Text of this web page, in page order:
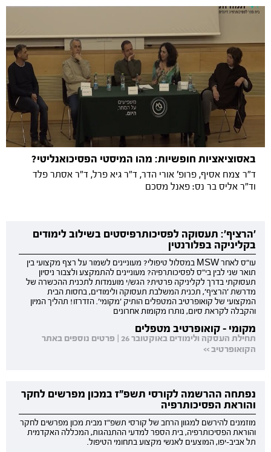
באסוציאציות חופשיות: מהו המיסטי הפסיכואנליטי?
ד"ר צמח אסיף, פרופ' אורי הדר, ד"ר גיא פרל, ד"ר אסתר פלד
וד"ר אליס בר נס: פאנל מסכם
'הרציף': תעסוקה לפסיכותרפיסטים בשילוב לימודים
בקליניקה בפלורנטין
עו"ס לאחר MSW במסלול טיפולי? מעוניינים לשמור על רצף מקצועי בין
תואר שני לבין בי"ס לפסיכותרפיה? מעוניינים להתמקצע ולצבור ניסיון
תעסוקתי בדרך לקליניקה פרטית? הגש/י מועמדות לתכנית ההכשרה של
מדרשת 'הרציף', תכנית המשלבת תעסוקה ולימודים, בחסות הבית
המקצועי של קואופרטיב המטפלים הותיק 'מקומי'. הזדרזו! תהליך המיון
והקבלה לקראת סיום, נותרו מקומות אחרונים
מקומי - קואופרטיב מטפלים
תחילת העסקה ולימודים באוקטובר 26 | פרטים נוספים באתר
הקואופרטיב >>
נפתחה ההרשמה לקורסי תשפ"ז במכון מפרשים לחקר
והוראת הפסיכותרפיה
מוזמנים להירשם למגוון הרחב של קורסי תשפ"ז מבית מכון מפרשים לחקר
והוראת הפסיכותרפיה, בית הספר למדעי ההתנהגות, המכללה האקדמית
תל אביב-יפו, המוצעים לאנשי מקצוע בתחומי הטיפול.